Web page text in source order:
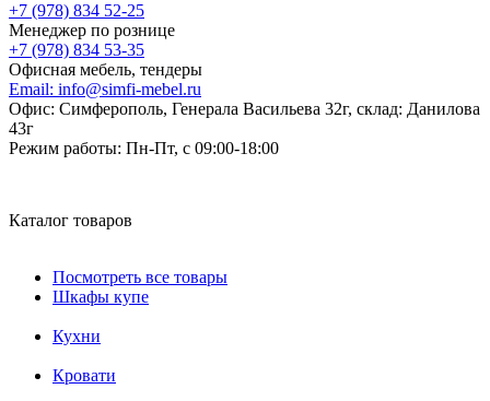
+7 (978) 834 52-25
Менеджер по рознице
+7 (978) 834 53-35
Офисная мебель, тендеры
Email: info@simfi-mebel.ru
Офис: Симферополь, Генерала Васильева 32г, склад: Данилова
43г
Режим работы: Пн-Пт, с 09:00-18:00
Каталог товаров
Посмотреть все товары
Шкафы купе
Кухни
Кровати